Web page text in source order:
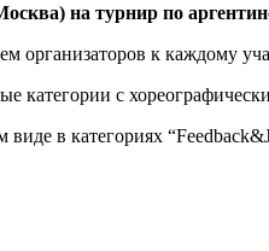
на турнир по
к каждому
категории с
в категориях